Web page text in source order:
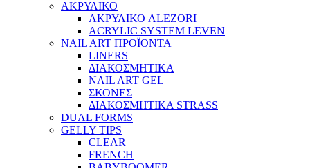
ΑΚΡΥΛΙΚΟ
ΑΚΡΥΛΙΚΟ ALEZORI
ACRYLIC SYSTEM LEVEN
NAIL ART ΠΡΟΪΟΝΤΑ
LINERS
ΔΙΑΚΟΣΜΗΤΙΚΑ
NAIL ART GEL
ΣΚΟΝΕΣ
ΔΙΑΚΟΣΜΗΤΙΚΑ STRASS
DUAL FORMS
GELLY TIPS
CLEAR
FRENCH